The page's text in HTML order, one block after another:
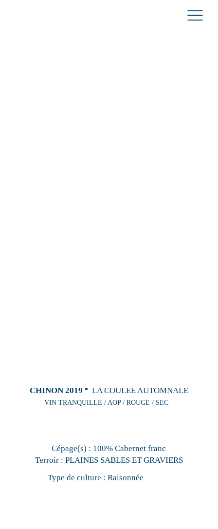
CHINON 2019 LA COULEE AUTOMNALE
VIN TRANQUILLE / AOP / ROUGE / SEC
Cépage(s) : 100% Cabernet franc
Terroir : PLAINES SABLES ET GRAVIERS
Type de culture : Raisonnée